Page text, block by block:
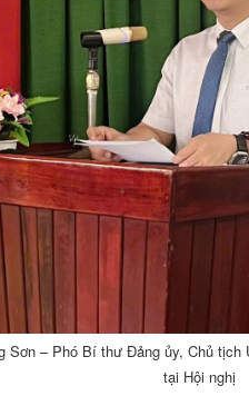
Sơn – Phó Bí thư Đảng ủy, Chủ tịch
tại Hội nghị